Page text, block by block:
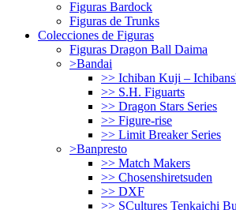
Figuras Bardock
Figuras de Trunks
Colecciones de Figuras
Figuras Dragon Ball Daima
>Bandai
>> Ichiban Kuji –
>> S.H. Figuarts
>> Dragon Stars Series
>> Figure-rise
>> Limit Breaker Series
>Banpresto
>> Match Makers
>> Chosenshiretsuden
>> DXF
>> SCultures Tenkaichi